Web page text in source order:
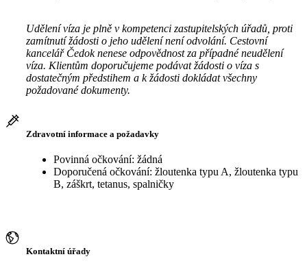
Udělení víza je plně v kompetenci zastupitelských úřadů, proti
zamítnutí žádosti o jeho udělení není odvolání. Cestovní
kancelář Čedok nenese odpovědnost za případné neudělení
víza. Klientům doporučujeme podávat žádosti o víza s
dostatečným předstihem a k žádosti dokládat všechny
požadované dokumenty.
Zdravotní informace a požadavky
Povinná očkování: žádná
Doporučená očkování: žloutenka typu A, žloutenka typu
B, záškrt, tetanus, spalničky
Kontaktní úřady